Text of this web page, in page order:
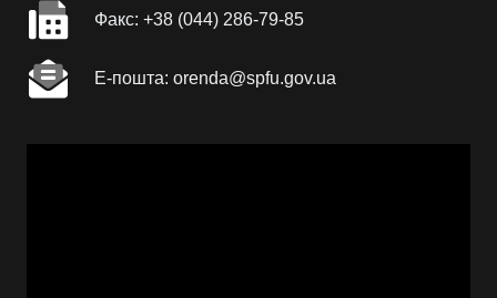
Факc: +38 (044) 286-79-85
Е-пошта: orenda@spfu.gov.ua